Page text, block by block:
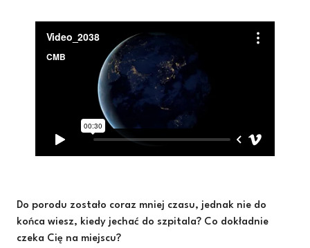
Do porodu zostało coraz mniej czasu, jednak nie do
końca wiesz, kiedy jechać do szpitala? Co dokładnie
czeka Cię na miejscu?